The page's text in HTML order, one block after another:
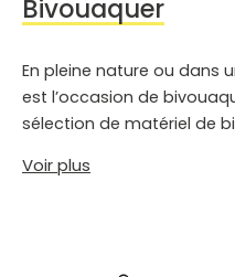
Bivouaquer
En pleine nature ou dans
est l’occasion de
sélection de matériel de
Voir plus